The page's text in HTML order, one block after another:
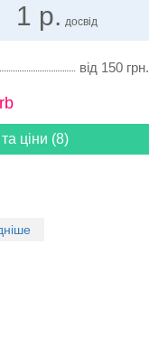
1 р. досвід
від 150 грн.
ціни (8)